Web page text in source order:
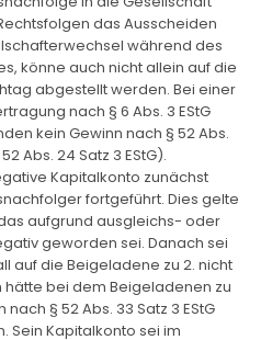
das Ausscheiden
während des
könne auch nicht allein auf die
abgestellt werden. Bei einer
nach § 6 Abs. 3 EStG
kein Gewinn nach § 52 Abs.
Abs. 24 Satz 3 EStG).
Kapitalkonto zunächst
fortgeführt. Dies gelte
aufgrund ausgleichs- oder
geworden sei. Danach sei
auf die Beigeladene zu 2. nicht
bei dem Beigeladenen zu
§ 52 Abs. 33 Satz 3 EStG
Sein Kapitalkonto sei im